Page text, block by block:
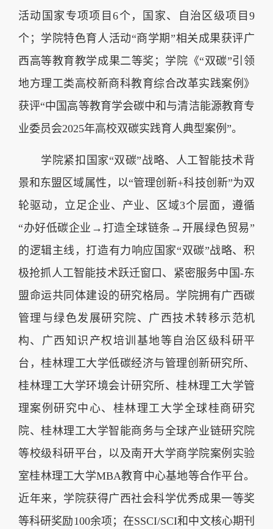
活动国家专项项目6个，国家、自治区级项目9
个；学院特色育人活动“商学期”相关成果获评广
西高等教育教学成果二等奖；学院《“双碳”引领
地方理工类高校新商科教育综合改革实践案例》
获评“中国高等教育学会碳中和与清洁能源教育专
业委员会2025年高校双碳实践育人典型案例”。
学院紧扣国家“双碳”战略、人工智能技术背
景和东盟区域属性，以“管理创新+科技创新”为双
轮驱动，立足企业、产业、区域3个层面，遵循
“办好低碳企业→打造全球链条→开展绿色贸易”
的逻辑主线，打造有力响应国家“双碳”战略、积
极抢抓人工智能技术跃迁窗口、紧密服务中国-东
盟命运共同体建设的研究格局。学院拥有广西碳
管理与绿色发展研究院、广西技术转移示范机
构、广西知识产权培训基地等自治区级科研平
台，桂林理工大学低碳经济与管理创新研究所、
桂林理工大学环境会计研究所、桂林理工大学管
理案例研究中心、桂林理工大学全球桂商研究
院、桂林理工大学智能商务与全球产业链研究院
等校级科研平台，以及南开大学商学院案例实验
室桂林理工大学MBA教育中心基地等合作平台。
近年来，学院获得广西社会科学优秀成果一等奖
等科研奖励100余项；在SSCI/SCI和中文核心期刊